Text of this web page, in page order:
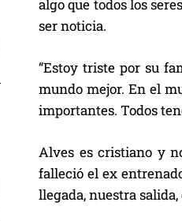
algo que todos los
ser noticia.
“Estoy triste por su
mundo mejor. En el
importantes. Todos
Alves es cristiano y
falleció el ex
llegada, nuestra